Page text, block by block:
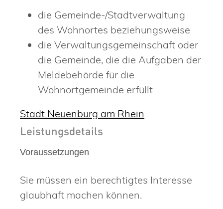
die Gemeinde-/Stadtverwaltung
des Wohnortes beziehungsweise
die Verwaltungsgemeinschaft oder
die Gemeinde, die die Aufgaben der
Meldebehörde für die
Wohnortgemeinde erfüllt
Stadt Neuenburg am Rhein
Leistungsdetails
Voraussetzungen
Sie müssen ein berechtigtes Interesse
glaubhaft machen können.